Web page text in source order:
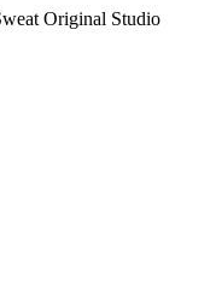
Original Studio